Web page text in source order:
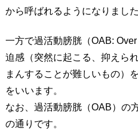
から呼ばれるようになりました
一方で過活動膀胱（OAB:
迫感（突然に起こる、抑えら
まんすることが難しいもの）
をいいます。
なお、過活動膀胱（OAB）の
の通りです。